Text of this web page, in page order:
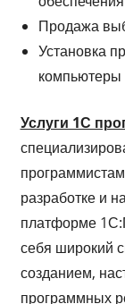
Продажа
Установка
компьютеры
Услуги 1С
разработке и
платформе
себя широкий
созданием,
программных